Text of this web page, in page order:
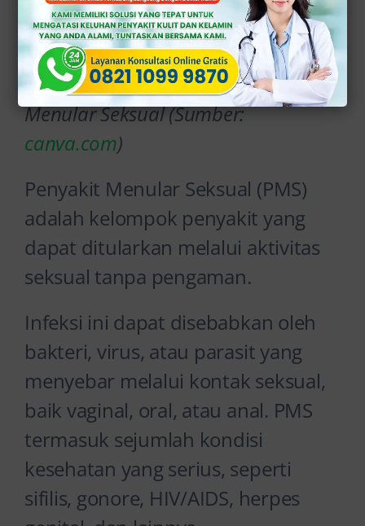
Ilustrasi Pengertian Penyakit
Menular Seksual (Sumber:
canva.com)
Penyakit Menular Seksual (PMS)
adalah kelompok penyakit yang
dapat ditularkan melalui aktivitas
seksual tanpa pengaman.
Infeksi ini dapat disebabkan oleh
bakteri, virus, atau parasit yang
menyebar melalui kontak seksual,
baik vaginal, oral, atau anal. PMS
termasuk sejumlah kondisi
kesehatan yang serius, seperti
sifilis, gonore, HIV/AIDS, herpes